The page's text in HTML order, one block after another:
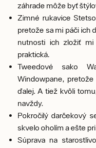
záhrade môže byť
Zimné rukavice
pretože sa mi páči ich
nutnosti ich zložiť
praktická.
Tweedové sako
Windowpane,
ďalej. A tiež kvôli
navždy.
Pokročilý darčekový
skvelo oholím a ešte
Súprava na